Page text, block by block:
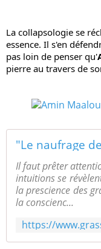
La collapsologie se
essence. Il s'en
pas loin de penser qu'
pierre au travers de
Il faut prêter
intuitions se
la prescience des
la conscienc...